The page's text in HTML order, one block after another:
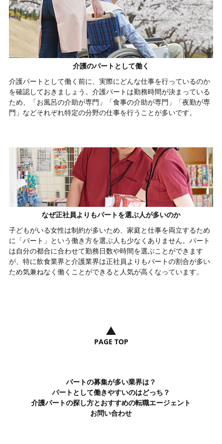
介護のパートとして働く
介護パートとして働く前に、実際にどんな仕事を行っているのか
を確認しておきましょう。介護パートは勤務時間が決まっている
ため、「お風呂の介助が専門」「食事の介助が専門」「夜勤が専
門」などそれぞれ特定の分野の仕事を行うことが多いです。
なぜ正社員よりもパートを選ぶ人が多いのか
子どもがいる女性は制約が多いため、家庭と仕事を両立するため
に「パート」という働き方を選ぶ人も少なくありません。パート
は自分の都合に合わせて勤務日数や時間を選ぶことができます
が、特に飲食業界と介護業界は正社員よりもパートの割合が多い
ため気兼ねなく働くことができると人気が高くなっています。
PAGE TOP
パートの募集が多い業界は？
パートとして働きやすいのはどっち？
介護パートの探し方とおすすめの転職エージェント
お問い合わせ